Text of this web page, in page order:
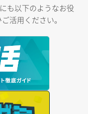
も以下のようなお役
活用ください。